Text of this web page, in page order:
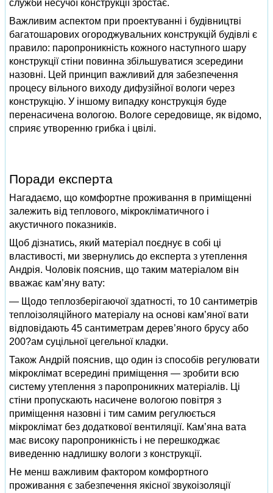
служби несучої конструкції зростає.
Важливим аспектом при проектуванні і будівництві
багатошарових огороджувальних конструкцій будівлі є
правило: паропроникність кожного наступного шару
конструкції стіни повинна збільшуватися зсередини
назовні. Цей принцип важливий для забезпечення
процесу вільного виходу дифузійної вологи через
конструкцію. У іншому випадку конструкція буде
перенасичена вологою. Вологе середовище, як відомо,
сприяє утворенню грибка і цвілі.
Поради експерта
Нагадаємо, що комфортне проживання в приміщенні
залежить від теплового, мікрокліматичного і
акустичного показників.
Щоб дізнатись, який матеріал поєднує в собі ці
властивості, ми звернулись до експерта з утеплення
Андрія. Чоловік пояснив, що таким матеріалом він
вважає кам’яну вату:
— Щодо теплозберігаючої здатності, то 10 сантиметрів
теплоізоляційного матеріалу на основі кам’яної вати
відповідають 45 сантиметрам дерев’яного брусу або
200?ам суцільної цегельної кладки.
Також Андрій пояснив, що один із способів регулювати
мікроклімат всередині приміщення — зробити всю
систему утеплення з паропроникних матеріалів. Ці
стіни пропускають насичене вологою повітря з
приміщення назовні і тим самим регулюється
мікроклімат без додаткової вентиляції. Кам’яна вата
має високу паропроникність і не перешкоджає
виведенню надлишку вологи з конструкції.
Не менш важливим фактором комфортного
проживання є забезпечення якісної звукоізоляції